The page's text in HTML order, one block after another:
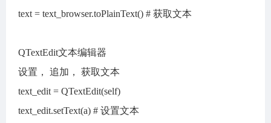
text = text_browser.toPlainText() # 获取文本
QTextEdit文本编辑器
设置， 追加， 获取文本
text_edit = QTextEdit(self)
text_edit.setText(a) # 设置文本